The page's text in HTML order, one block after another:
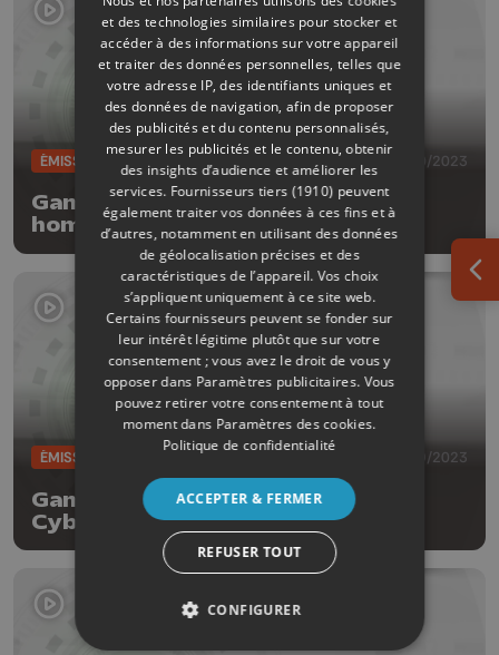
ÉMISSIONS 27/10/2023
Game In #61 - Des assassins, des
hommes araignées et du rétro
ÉMISSIONS 29/09/2023
Game In #60 - Du belge, du
Cyberpunk et de l'espace !
et des technologies similaires pour stocker et
accéder à des informations sur votre appareil
et traiter des données personnelles, telles que
votre adresse IP, des identifiants uniques et
des données de navigation, afin de proposer
des publicités et du contenu personnalisés,
mesurer les publicités et le contenu, obtenir
des insights d’audience et améliorer les
services. Fournisseurs tiers (1910) peuvent
également traiter vos données à ces fins et à
d’autres, notamment en utilisant des données
de géolocalisation précises et des
caractéristiques de l’appareil. Vos choix
s’appliquent uniquement à ce site web.
Certains fournisseurs peuvent se fonder sur
leur intérêt légitime plutôt que sur votre
consentement ; vous avez le droit de vous y
opposer dans Paramètres publicitaires. Vous
pouvez retirer votre consentement à tout
moment dans Paramètres des cookies.
Politique de confidentialité
ACCEPTER & FERMER
REFUSER TOUT
CONFIGURER